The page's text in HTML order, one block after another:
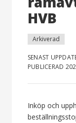
HVB
Arkiverad
SENAST
PUBLICERAD
Inköp och